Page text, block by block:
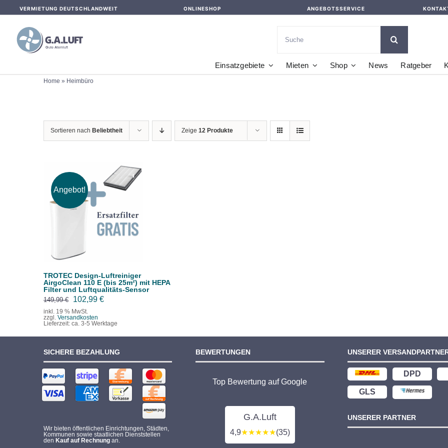
content
VERMIETUNG DEUTSCHLANDWEIT ONLINESHOP ANGEBOTSSERVICE
nach:
Einsatzgebiete Mieten Shop News Ratgeber
Home » Heimbüro
Sortieren nach Beliebtheit Zeige 12 Produkte
Angebot!
IN DEN WARENKORB
DETAILS
TROTEC Design-Luftreiniger
AirgoClean 110 E (bis 25m²) mit HEPA
Filter und Luftqualitäts-Sensor
149,99€
Ursprünglicher
Preis
war:
149,99 €
102,99 €Aktueller
ist:
102,99 €.
inkl. 19 % MwSt.
zzgl. Versandkosten
Lieferzeit: ca. 3-5 Werktage
SICHERE BEZAHLUNG
Wir bieten öffentlichen Einrichtungen, Städten,
Kommunen sowie staatlichen Dienststellen
den Kauf auf Rechnungan.
BEWERTUNGEN
Top Bewertung auf Google
G.A.Luft
4,9★★★★★(35)
UNSERER
DPD
GLS
UNSERER PARTNER